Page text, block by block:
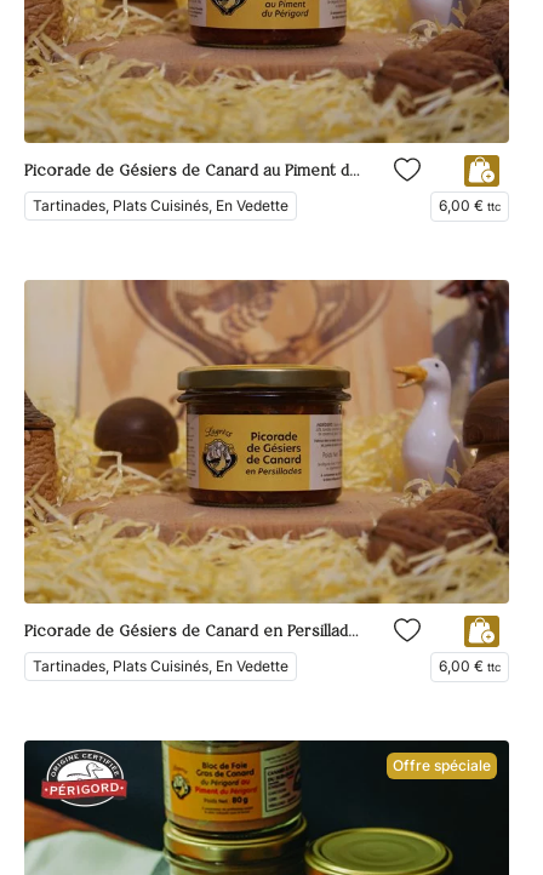
Picorade de Gésiers de Canard au Piment du Périgord
Tartinades, Plats Cuisinés, En Vedette 6,00 € ttc
Picorade de Gésiers de Canard en Persillades
Tartinades, Plats Cuisinés, En Vedette 6,00 € ttc
Offre spéciale